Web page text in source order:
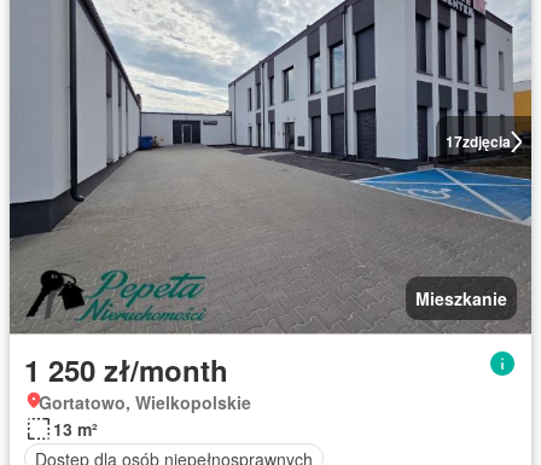
17zdjęcia
Mieszkanie
1 250 zł/month
Gortatowo, Wielkopolskie
13 m²
Dostęp dla osób niepełnosprawnych